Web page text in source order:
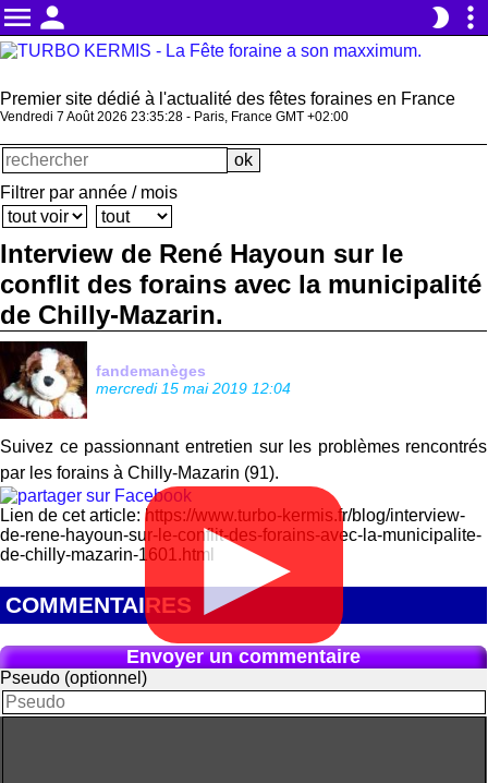
menu person brightness_2 more_vert
Premier site dédié à l'actualité des fêtes foraines en France
Vendredi 7 Août 2026 23:35:28 - Paris, France GMT +02:00
Filtrer par année / mois
Interview de René Hayoun sur le
conflit des forains avec la municipalité
de Chilly-Mazarin.
fandemanèges
mercredi 15 mai 2019 12:04
Suivez ce passionnant entretien sur les problèmes rencontrés
par les forains à Chilly-Mazarin (91).
▶
Lien de cet article: https://www.turbo-kermis.fr/blog/interview-
de-rene-hayoun-sur-le-conflit-des-forains-avec-la-municipalite-
de-chilly-mazarin-1601.html
COMMENTAIRES
Envoyer un commentaire
Pseudo (optionnel)